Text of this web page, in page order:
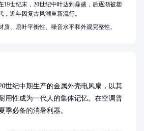
世纪中期生产的金属外壳电风扇，以其
用性成为一代人的集体记忆。在空调普
季必备的消暑利器。
19世纪末，20世纪中叶达到鼎盛，后逐渐被塑
，近年因复古风潮重新流行。
质、扇叶平衡性、噪音水平和外观完整性。